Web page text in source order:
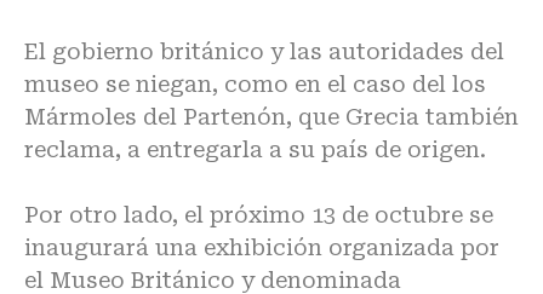
El gobierno británico y las autoridades del
museo se niegan, como en el caso del los
Mármoles del Partenón, que Grecia también
reclama, a entregarla a su país de origen.
Por otro lado, el próximo 13 de octubre se
inaugurará una exhibición organizada por
el Museo Británico y denominada